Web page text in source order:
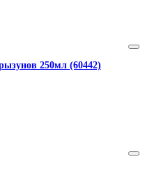
250мл (60442)